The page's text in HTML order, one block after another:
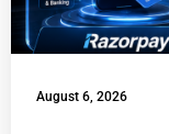
August 6, 2026